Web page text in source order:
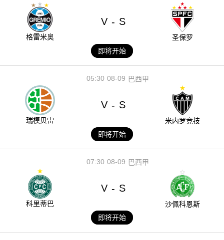
格雷米奥
V - S
圣保罗
即将开始
08-09
05:30 巴西甲
瑞模贝雷
V - S
米内罗竞技
即将开始
08-09
07:30 巴西甲
科里蒂巴
V - S
沙佩科恩斯
即将开始